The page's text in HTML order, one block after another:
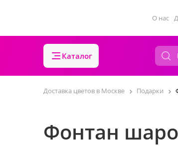
О нас
Каталог
Доставка цветов в Москве Подарки
Фонтан